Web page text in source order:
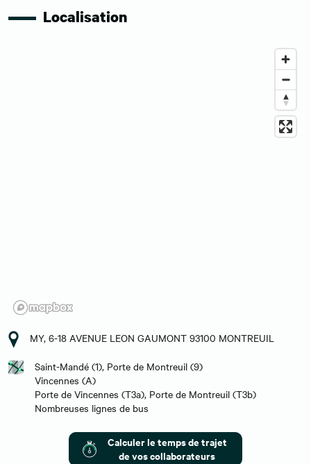
Localisation
MY, 6-18 AVENUE LEON GAUMONT 93100 MONTREUIL
Saint-Mandé (1), Porte de Montreuil (9)
Vincennes (A)
Porte de Vincennes (T3a), Porte de Montreuil (T3b)
Nombreuses lignes de bus
Calculer le temps de trajet
de vos collaborateurs